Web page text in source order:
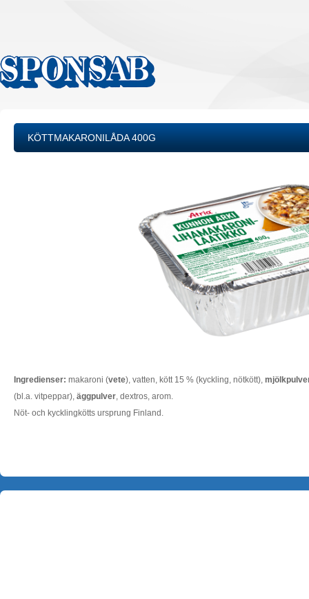
KÖTTMAKARONILÅDA 400G
Ingredienser: makaroni (vete), vatten, kött 15 % (kyckling, nötkött),
(bl.a. vitpeppar), äggpulver , dextros, arom.
Nöt- och kycklingkötts ursprung Finland.